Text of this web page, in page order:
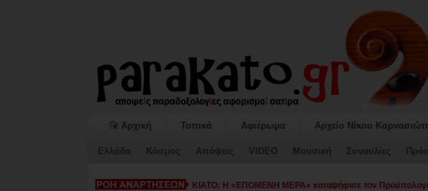
Αρχική Τοπικά Αφιέρωμα Αρχείο Νίκου
Ελλάδα Κόσμος Απόψεις VIDEO Μουσική Συναυλίες
ΚΙΑΤΟ: Η «ΕΠΟΜΕΝΗ ΜΕΡΑ» καταψήφισε τον